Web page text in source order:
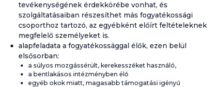
tevékenységének érdekkörébe vonhat, és
szolgáltatásaiban részesíthet más fogyatékossági
csoporthoz tartozó, az egyébként előírt feltételeknek
megfelelő személyeket is.
alapfeladata a fogyatékossággal élők, ezen belül
elsősorban:
a súlyos mozgássérült, kerekesszéket használó,
a bentlakásos intézményben élő
egyéb okok miatt, magasabb támogatási igényű